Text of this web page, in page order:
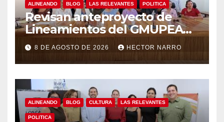
ALINEANDO BLOG LAS RELEVANTES POLITICA
Revisan anteproyecto de
Lineamientos del GMUPEA
en Los Cabos
8 DE AGOSTO DE 2026 HECTOR NARRO
ALINEANDO BLOG CULTURA LAS RELEVANTES
POLITICA